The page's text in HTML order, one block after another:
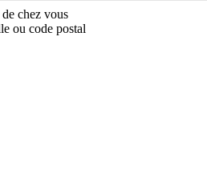
chez vous
ou code postal